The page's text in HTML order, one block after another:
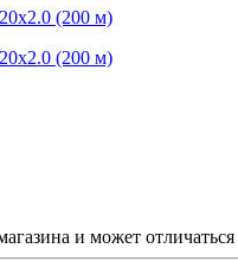
и может